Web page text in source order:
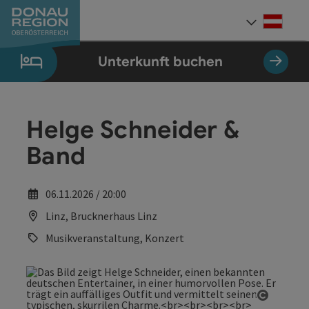
Zum Inhalt
Zur Navigation
Zum Seitenanfang
Zur Kontaktseite
Zum Impressum
Zur Startseite
Unterkunft buchen
Helge Schneider &
Band
06.11.2026 / 20:00
Linz, Brucknerhaus Linz
Musikveranstaltung, Konzert